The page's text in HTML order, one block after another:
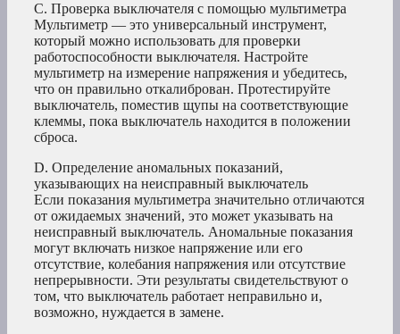
C. Проверка выключателя с помощью мультиметра
Мультиметр — это универсальный инструмент,
который можно использовать для проверки
работоспособности выключателя. Настройте
мультиметр на измерение напряжения и убедитесь,
что он правильно откалиброван. Протестируйте
выключатель, поместив щупы на соответствующие
клеммы, пока выключатель находится в положении
сброса.
D. Определение аномальных показаний,
указывающих на неисправный выключатель
Если показания мультиметра значительно отличаются
от ожидаемых значений, это может указывать на
неисправный выключатель. Аномальные показания
могут включать низкое напряжение или его
отсутствие, колебания напряжения или отсутствие
непрерывности. Эти результаты свидетельствуют о
том, что выключатель работает неправильно и,
возможно, нуждается в замене.